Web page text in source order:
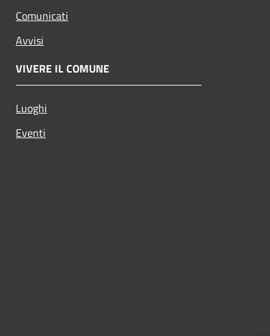
Comunicati
Avvisi
VIVERE IL COMUNE
Luoghi
Eventi